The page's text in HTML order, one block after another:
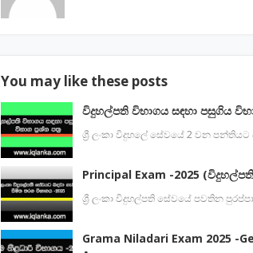
You may like these posts
විදුහල්පති විභාගය සඳහා පසුගිය
ශ්‍රී ලංකා විදුහලේ සේවයේ 2 වන
Principal Exam -2025
ශ්‍රී ලංකා විදුහල්පති සේවයේ පවතින
Grama Niladari Exam 2025 -